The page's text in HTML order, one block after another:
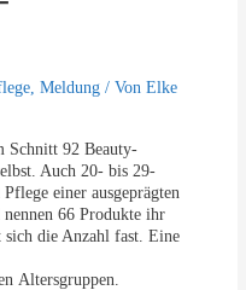
,Meldung / VonElke
Schnitt 92 Beauty-
Auch 20- bis 29-
einer ausgeprägten
66 Produkte ihr
die Anzahl fast. Eine
Altersgruppen.